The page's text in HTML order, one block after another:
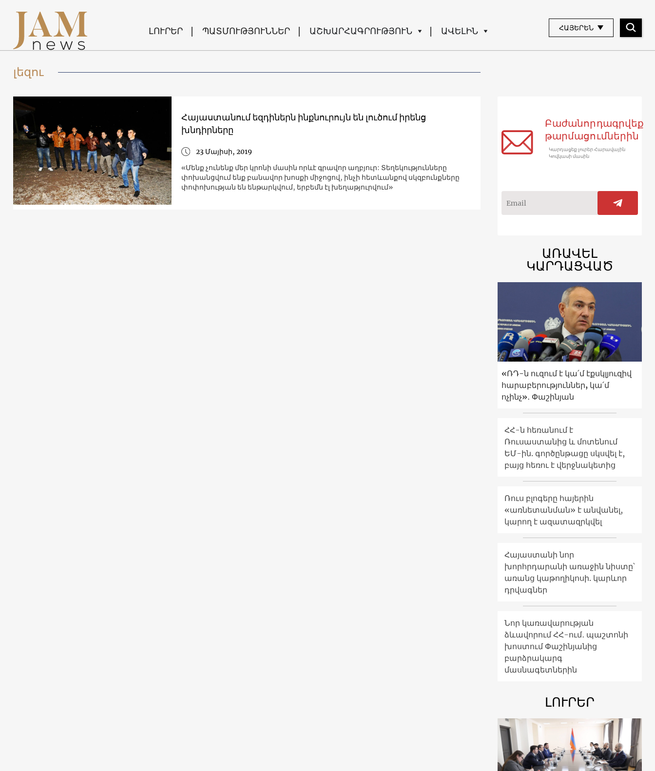
ԼՈՒՐԵՐ ՊԱՏՄՈՒԹՅՈՒՆՆԵՐ ԱՇԽԱՐՀԱԳՐՈՒԹՅՈՒՆ ԱՎԵԼԻՆ ՀԱՅԵՐԵՆ
լեզու
Հայաստանում եզդիներն ինքնուրույն են լուծում իրենց
խնդիրները
23 Մայիսի, 2019
«Մենք չունենք մեր կրոնի մասին որևէ գրավոր աղբյուր: Տեղեկությունները
փոխանցվում ենք բանավոր խոսքի միջոցով, ինչի հետևանքով սկզբունքները
փոփոխության են ենթարկվում, երբեմն էլ խեղաթյուրվում»
Բաժանորդագրվեք
թարմացումներին
Կարդացեք լուրեր Հարավային
Կովկասի մասին
ԱՌԱՎԵԼ
ԿԱՐԴԱՑՎԱԾ
«ՌԴ-ն ուզում է կա՛մ էքսկլյուզիվ
հարաբերություններ, կա՛մ
ոչինչ»․ Փաշինյան
ՀՀ-ն հեռանում է
Ռուսաստանից և մոտենում
ԵՄ-ին. գործընթացը սկսվել է,
բայց հեռու է վերջնակետից
Ռուս բլոգերը հայերին
«առնետանման» է անվանել,
կարող է ազատազրկվել
Հայաստանի նոր
խորհրդարանի առաջին նիստը՝
առանց կաթողիկոսի. կարևոր
դրվագներ
Նոր կառավարության
ձևավորում ՀՀ-ում․ պաշտոնի
խոստում Փաշինյանից
բարձրակարգ
մասնագետներին
ԼՈՒՐԵՐ